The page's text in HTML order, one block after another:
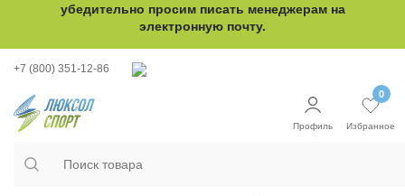
убедительно просим писать менеджерам на
электронную почту.
+7 (800) 351-12-86
Профиль
0
Избранное